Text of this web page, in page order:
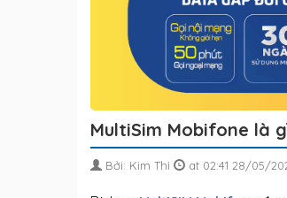
MultiSim Mobifone là
Bởi: Kim Thi at 02:41 28/05/